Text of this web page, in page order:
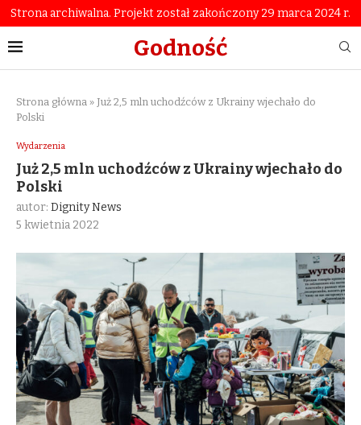
Strona archiwalna. Projekt został zakończony 29 marca 2024 r.
Godność
Strona główna » Już 2,5 mln uchodźców z Ukrainy wjechało do
Polski
Wydarzenia
Już 2,5 mln uchodźców z Ukrainy wjechało do
Polski
autor: Dignity News
5 kwietnia 2022